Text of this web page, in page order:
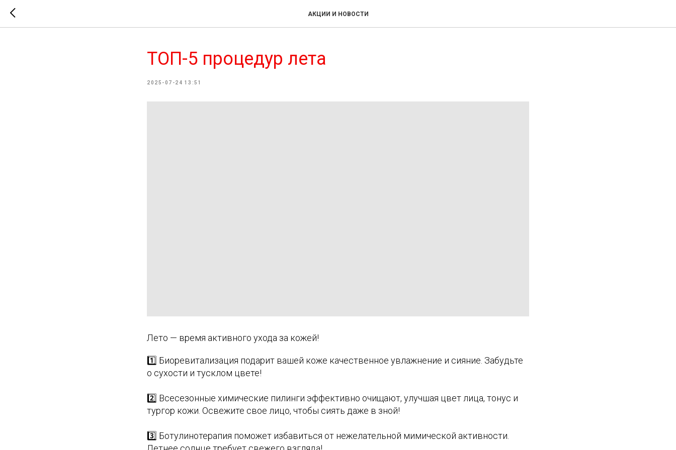
АКЦИИ И НОВОСТИ
ТОП-5 процедур лета
2025-07-24 13:51
Лето — время активного ухода за кожей!
1️⃣ Биоревитализация подарит вашей коже качественное увлажнение и сияние. Забудьте
о сухости и тусклом цвете!
2️⃣ Всесезонные химические пилинги эффективно очищают, улучшая цвет лица, тонус и
тургор кожи. Освежите свое лицо, чтобы сиять даже в зной!
3️⃣ Ботулинотерапия поможет избавиться от нежелательной мимической активности.